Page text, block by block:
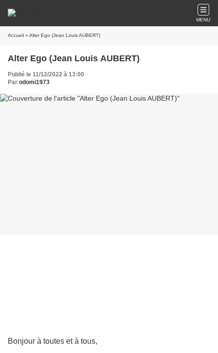
MENU
Accueil » Alter Ego (Jean Louis AUBERT)
Alter Ego (Jean Louis AUBERT)
Publié le 11/12/2022 à 13:00
Par odomi1973
Bonjour à toutes et à tous,